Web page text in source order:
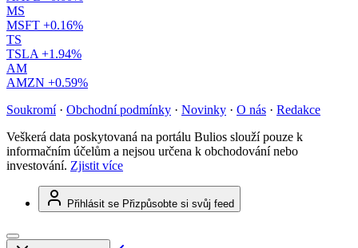
MS
MSFT +0.16%
TS
TSLA +1.94%
AM
AMZN +0.59%
Soukromí · Obchodní podmínky · Novinky · O nás · Redakce
Veškerá data poskytovaná na portálu Bulios slouží pouze k
informačním účelům a nejsou určena k obchodování nebo
investování. Zjistit více
Přihlásit se Přizpůsobte si svůj feed